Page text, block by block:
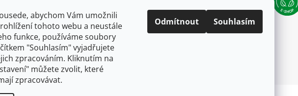
abychom Vám umožnili
tohoto webu a neustále
funkce, používáme soubory
"Souhlasím" vyjadřujete
zpracováním. Kliknutím na
můžete zvolit, které
zpracovávat.
Odmítnout Souhlasím
dopravy